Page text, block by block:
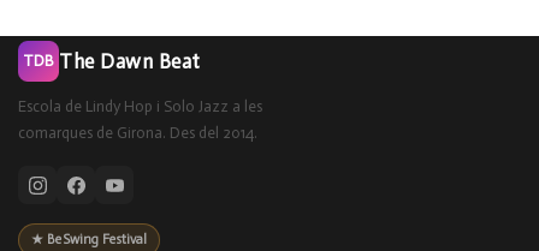
TDB The Dawn Beat
Escola de Lindy Hop i Solo Jazz a les
comarques de Girona. Des del 2014.
★ BeSwing Festival